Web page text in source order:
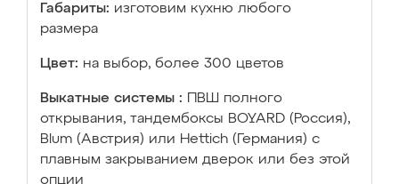
Габариты: изготовим кухню любого
размера
Цвет: на выбор, более 300 цветов
Выкатные системы :
ПВШ полного
открывания, тандембоксы BOYARD (Россия),
Blum (Австрия) или Hettich (Германия) с
плавным закрыванием дверок или без этой
опции